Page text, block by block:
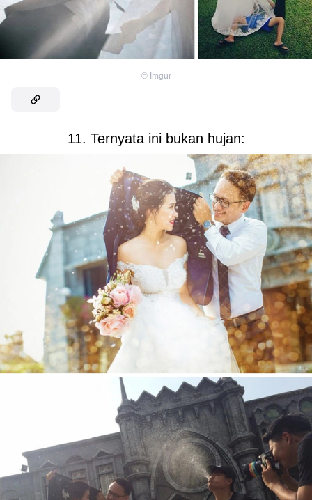
© Imgur
11. Ternyata ini bukan hujan: